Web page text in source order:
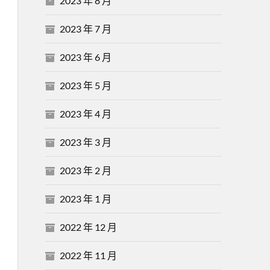
2023 年 7 月
2023 年 6 月
2023 年 5 月
2023 年 4 月
2023 年 3 月
2023 年 2 月
2023 年 1 月
2022 年 12 月
2022 年 11 月